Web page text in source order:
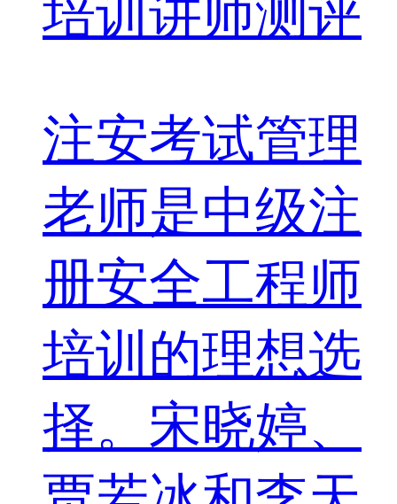
注安考试管理
老师是中级注
册安全工程师
培训的理想选
择。宋晓婷、